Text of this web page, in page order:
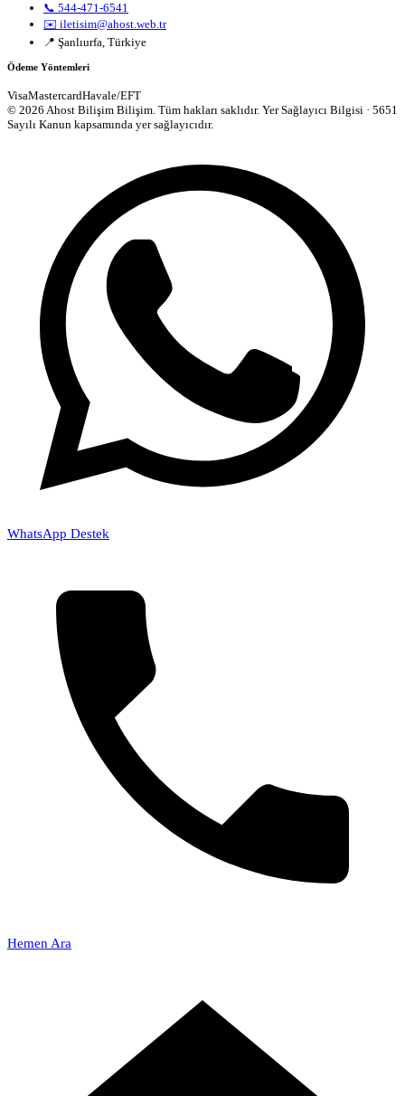
📞 544-471-6541
✉️ iletisim@ahost.web.tr
📍 Şanlıurfa, Türkiye
Ödeme Yöntemleri
VisaMastercardHavale/EFT
© 2026 Ahost Bilişim Bilişim. Tüm hakları saklıdır. Yer Sağlayıcı Bilgisi · 5651
Sayılı Kanun kapsamında yer sağlayıcıdır.
WhatsApp Destek
Hemen Ara